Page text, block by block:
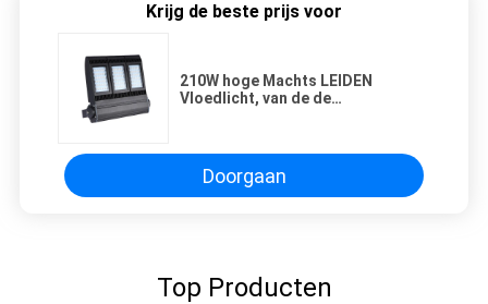
Krijg de beste prijs voor
210W hoge Machts LEIDEN
Vloedlicht, van de de
Vermeld Ce
Doorgaan
Top Producten